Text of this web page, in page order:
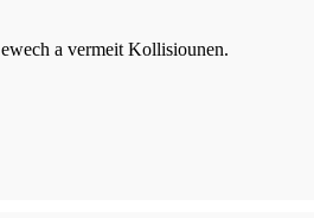
a vermeit Kollisiounen.